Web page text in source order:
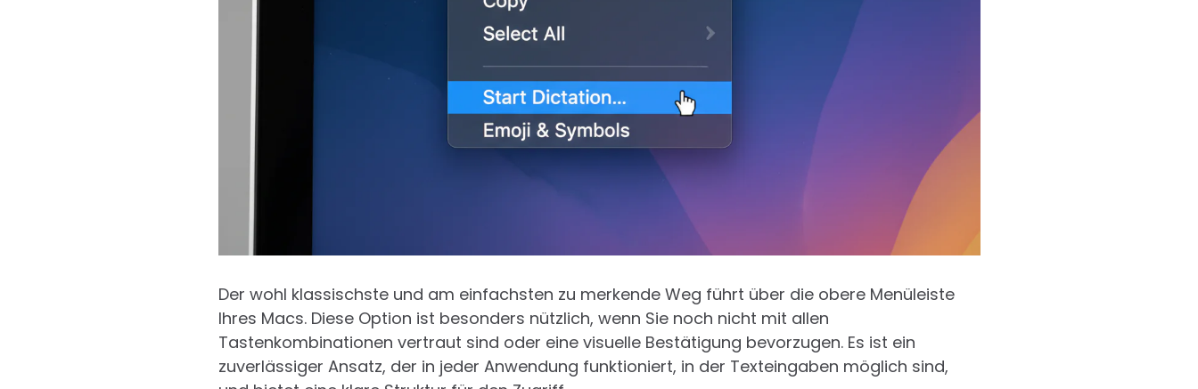
Der wohl klassischste und am einfachsten zu merkende Weg führt über die obere Menüleiste
Ihres Macs. Diese Option ist besonders nützlich, wenn Sie noch nicht mit allen
Tastenkombinationen vertraut sind oder eine visuelle Bestätigung bevorzugen. Es ist ein
zuverlässiger Ansatz, der in jeder Anwendung funktioniert, in der Texteingaben möglich sind,